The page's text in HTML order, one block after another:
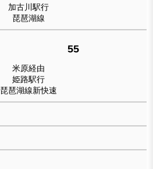
加古川駅行
琵琶湖線
55
米原経由
姫路駅行
琵琶湖線新快速